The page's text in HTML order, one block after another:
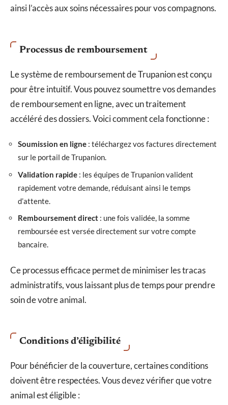
ainsi l’accès aux soins nécessaires pour vos compagnons.
Processus de remboursement
Le système de remboursement de Trupanion est conçu
pour être intuitif. Vous pouvez soumettre vos demandes
de remboursement en ligne, avec un traitement
accéléré des dossiers. Voici comment cela fonctionne :
Soumission en ligne : téléchargez vos factures directement
sur le portail de Trupanion.
Validation rapide : les équipes de Trupanion valident
rapidement votre demande, réduisant ainsi le temps
d’attente.
Remboursement direct : une fois validée, la somme
remboursée est versée directement sur votre compte
bancaire.
Ce processus efficace permet de minimiser les tracas
administratifs, vous laissant plus de temps pour prendre
soin de votre animal.
Conditions d’éligibilité
Pour bénéficier de la couverture, certaines conditions
doivent être respectées. Vous devez vérifier que votre
animal est éligible :